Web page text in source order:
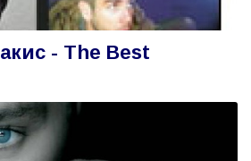
- The Best